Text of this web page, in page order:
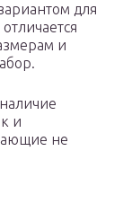
для
и
и
не